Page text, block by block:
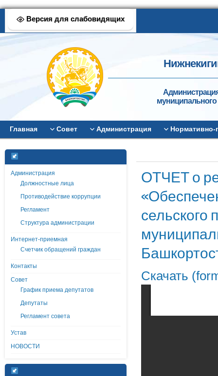
Версия для слабовидящих
муниципального
Главная Совет Администрация
Администрация
Должностные лица
Противодействие коррупции
Регламент
Структура администрации
Интернет-приемная
Счетчик обращений граждан
Контакты
Совет
График приема депутатов
Депутаты
Регламент совета
Устав
НОВОСТИ
ОТЧЕТ о
сельского
Скачать